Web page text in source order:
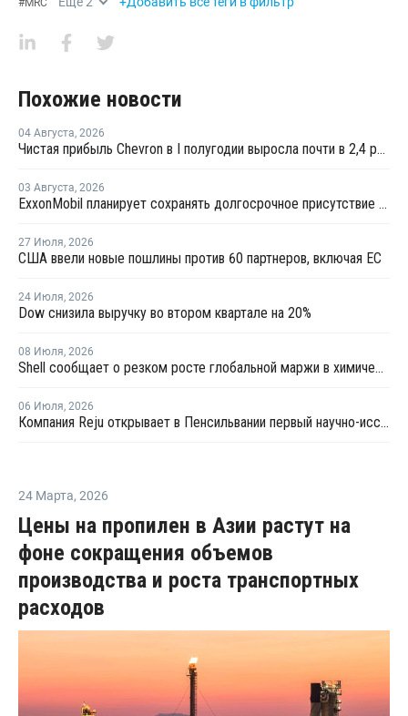
#MRC
Похожие новости
04 Августа, 2026
Чистая прибыль Chevron в I полугодии выросла почти в 2,4 раза
03 Августа, 2026
ExxonMobil планирует сохранять долгосрочное присутствие в Казахстане
27 Июля, 2026
США ввели новые пошлины против 60 партнеров, включая ЕС
24 Июля, 2026
Dow снизила выручку во втором квартале на 20%
08 Июля, 2026
Shell сообщает о резком росте глобальной маржи в химической отрасли во втором квартале
06 Июля, 2026
Компания Reju открывает в Пенсильвании первый научно-исследовательский центр по переработке текстиля
24 Марта, 2026
Цены на пропилен в Азии растут на
фоне сокращения объемов
производства и роста транспортных
расходов